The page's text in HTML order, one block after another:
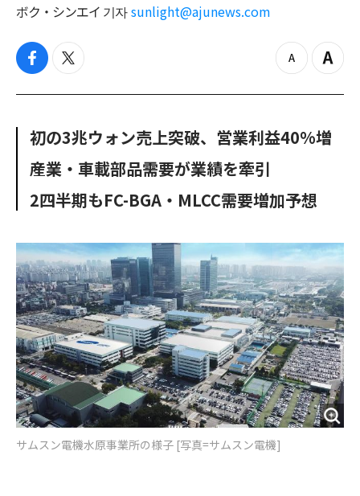
ボク・シンエイ 기자 sunlight@ajunews.com
f
c
o
k
t
i
e
z
o
u
Z
o
n
初の3兆ウォン売上突破、営業利益40%増
産業・車載部品需要が業績を牽引
2四半期もFC-BGA・MLCC需要増加予想
サムスン電機水原事業所の様子 [写真=サムスン電機]